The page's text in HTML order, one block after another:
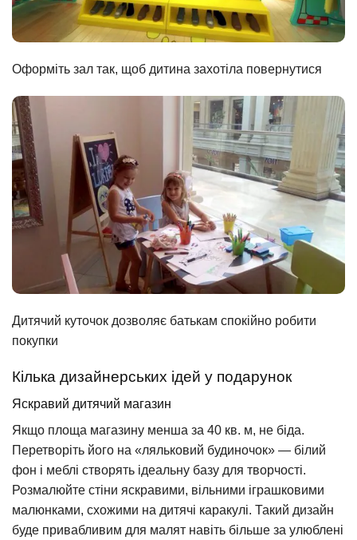
Оформіть зал так, щоб дитина захотіла повернутися
Дитячий куточок дозволяє батькам спокійно робити
покупки
Кілька дизайнерських ідей у подарунок
Яскравий дитячий магазин
Якщо площа магазину менша за 40 кв. м, не біда.
Перетворіть його на «ляльковий будиночок» — білий
фон і меблі створять ідеальну базу для творчості.
Розмалюйте стіни яскравими, вільними іграшковими
малюнками, схожими на дитячі каракулі. Такий дизайн
буде привабливим для малят навіть більше за улюблені